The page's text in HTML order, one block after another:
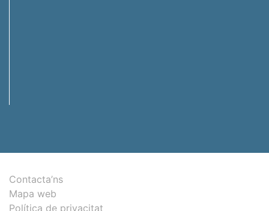
Contacta’ns
Mapa web
Política de privacitat